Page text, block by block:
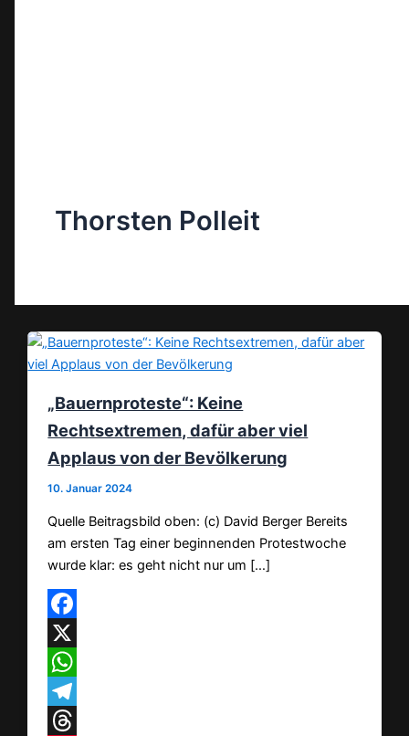
Thorsten Polleit
„Bauernproteste“: Keine
Rechtsextremen, dafür aber viel
Applaus von der Bevölkerung
10. Januar 2024
Quelle Beitragsbild oben: (c) David Berger Bereits
am ersten Tag einer beginnenden Protestwoche
wurde klar: es geht nicht nur um […]
Facebook
X
WhatsApp
Telegram